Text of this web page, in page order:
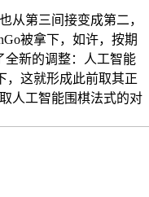
第三间接变成第二，
被拿下，如许，按期
全新的调整：人工智能
，这就形成此前取其正
人工智能围棋法式的对